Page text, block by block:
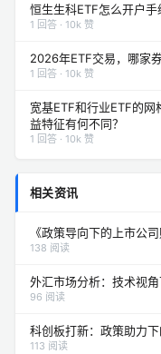
恒生生科ETF怎么开户手
1 回答 · 10k 赞
2026年ETF交易，哪家
1 回答 · 10k 赞
宽基ETF和行业ETF的
益特征有何不同？
1 回答 · 10k 赞
相关资讯
《政策导向下的上市公
138 阅读
外汇市场分析：技术视
96 阅读
科创板打新：政策助力
113 阅读